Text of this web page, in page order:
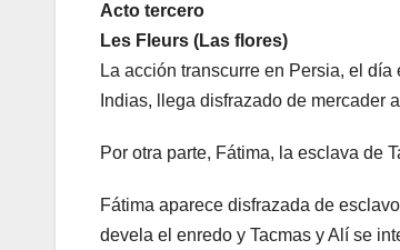
Acto tercero
Les Fleurs (Las flores)
La acción transcurre en Persia, el
Indias, llega disfrazado de mercader
Por otra parte, Fátima, la esclava de
Fátima aparece disfrazada de
devela el enredo y Tacmas y Alí se